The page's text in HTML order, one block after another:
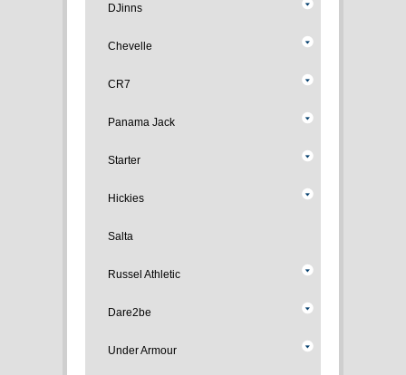
DJinns
Chevelle
CR7
Panama Jack
Starter
Hickies
Salta
Russel Athletic
Dare2be
Under Armour